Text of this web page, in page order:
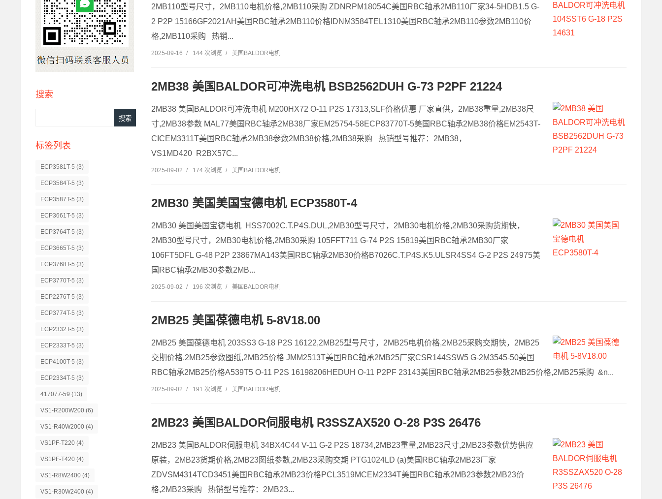
搜索
标签列表
ECP3581T-5 (3)
ECP3584T-5 (3)
ECP3587T-5 (3)
ECP3661T-5 (3)
ECP3764T-5 (3)
ECP3665T-5 (3)
ECP3768T-5 (3)
ECP3770T-5 (3)
ECP2276T-5 (3)
ECP3774T-5 (3)
ECP2332T-5 (3)
ECP2333T-5 (3)
ECP4100T-5 (3)
ECP2334T-5 (3)
417077-59 (13)
VS1-R200W200 (6)
VS1-R40W2000 (4)
VS1PF-T220 (4)
VS1PF-T420 (4)
VS1-R8W2400 (4)
VS1-R30W2400 (4)
2MB110型号尺寸，2MB110电机价格,2MB110采购 ZDNRPM18054C美国RBC轴承2MB110厂家34-5HDB1.5 G-
2 P2P 15166GF2021AH美国RBC轴承2MB110价格IDNM3584TEL1310美国RBC轴承2MB110参数2MB110价
格,2MB110采购 热销...
2025-09-16 / 144 次浏览 / 美国BALDOR电机
2MB38 美国BALDOR可冲洗电机 BSB2562DUH G-73 P2PF 21224
2MB38 美国BALDOR可冲洗电机 M200HX72 O-11 P2S 17313,SLF价格优惠 厂家直供，2MB38重量,2MB38尺
寸,2MB38参数 MAL77美国RBC轴承2MB38厂家EM25754-58ECP83770T-5美国RBC轴承2MB38价格EM2543T-
CICEM3311T美国RBC轴承2MB38参数2MB38价格,2MB38采购 热销型号推荐：2MB38，
VS1MD420 R2BX57C...
2025-09-02 / 174 次浏览 / 美国BALDOR电机
2MB30 美国美国宝德电机 ECP3580T-4
2MB30 美国美国宝德电机 HSS7002C.T.P4S.DUL,2MB30型号尺寸，2MB30电机价格,2MB30采购货期快，
2MB30型号尺寸，2MB30电机价格,2MB30采购 105FFT711 G-74 P2S 15819美国RBC轴承2MB30厂家
106FT5DFL G-48 P2P 23867MA143美国RBC轴承2MB30价格B7026C.T.P4S.K5.ULSR4SS4 G-2 P2S 24975美
国RBC轴承2MB30参数2MB...
2025-09-02 / 196 次浏览 / 美国BALDOR电机
2MB25 美国葆德电机 5-8V18.00
2MB25 美国葆德电机 203SS3 G-18 P2S 16122,2MB25型号尺寸，2MB25电机价格,2MB25采购交期快，2MB25
交期价格,2MB25参数图纸,2MB25价格 JMM2513T美国RBC轴承2MB25厂家CSR144SSW5 G-2M3545-50美国
RBC轴承2MB25价格A539T5 O-11 P2S 16198206HEDUH O-11 P2PF 23143美国RBC轴承2MB25参数2MB25价格,2MB25采购 &n...
2025-09-02 / 191 次浏览 / 美国BALDOR电机
2MB23 美国BALDOR伺服电机 R3SSZAX520 O-28 P3S 26476
2MB23 美国BALDOR伺服电机 34BX4C44 V-11 G-2 P2S 18734,2MB23重量,2MB23尺寸,2MB23参数优势供应
原装，2MB23货期价格,2MB23图纸参数,2MB23采购交期 PTG1024LD (a)美国RBC轴承2MB23厂家
ZDVSM4314TCD3451美国RBC轴承2MB23价格PCL3519MCEM2334T美国RBC轴承2MB23参数2MB23价
格,2MB23采购 热销型号推荐：2MB23...